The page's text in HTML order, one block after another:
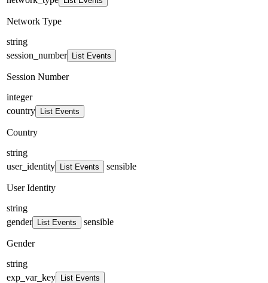
Network Type
string
session_number
List Events
Session Number
integer
country
List Events
Country
string
user_identity
List Events sensible
User Identity
string
gender
List Events sensible
Gender
string
exp_var_key
List Events